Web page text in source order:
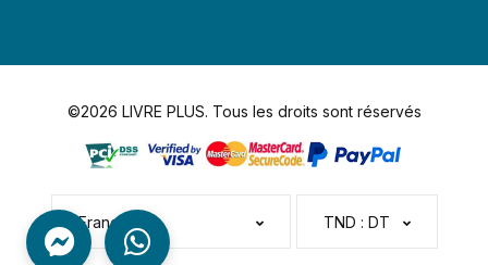
©2026 LIVRE PLUS. Tous les droits sont réservés
Français TND : DT